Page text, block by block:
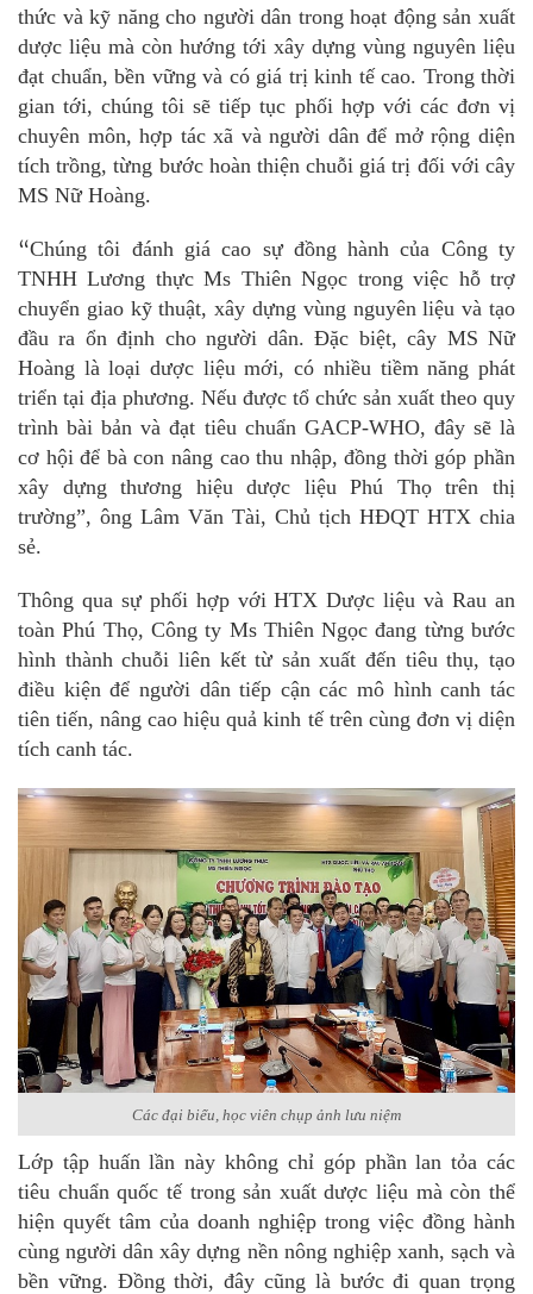
thức và kỹ năng cho người dân trong hoạt động sản xuất
dược liệu mà còn hướng tới xây dựng vùng nguyên liệu
đạt chuẩn, bền vững và có giá trị kinh tế cao. Trong thời
gian tới, chúng tôi sẽ tiếp tục phối hợp với các đơn vị
chuyên môn, hợp tác xã và người dân để mở rộng diện
tích trồng, từng bước hoàn thiện chuỗi giá trị đối với cây
MS Nữ Hoàng.
“Chúng tôi đánh giá cao sự đồng hành của Công ty
TNHH Lương thực Ms Thiên Ngọc trong việc hỗ trợ
chuyển giao kỹ thuật, xây dựng vùng nguyên liệu và tạo
đầu ra ổn định cho người dân. Đặc biệt, cây MS Nữ
Hoàng là loại dược liệu mới, có nhiều tiềm năng phát
triển tại địa phương. Nếu được tổ chức sản xuất theo quy
trình bài bản và đạt tiêu chuẩn GACP-WHO, đây sẽ là
cơ hội để bà con nâng cao thu nhập, đồng thời góp phần
xây dựng thương hiệu dược liệu Phú Thọ trên thị
trường”, ông Lâm Văn Tài, Chủ tịch HĐQT HTX chia
sẻ.
Thông qua sự phối hợp với HTX Dược liệu và Rau an
toàn Phú Thọ, Công ty Ms Thiên Ngọc đang từng bước
hình thành chuỗi liên kết từ sản xuất đến tiêu thụ, tạo
điều kiện để người dân tiếp cận các mô hình canh tác
tiên tiến, nâng cao hiệu quả kinh tế trên cùng đơn vị diện
tích canh tác.
Các đại biểu, học viên chụp ảnh lưu niệm
Lớp tập huấn lần này không chỉ góp phần lan tỏa các
tiêu chuẩn quốc tế trong sản xuất dược liệu mà còn thể
hiện quyết tâm của doanh nghiệp trong việc đồng hành
cùng người dân xây dựng nền nông nghiệp xanh, sạch và
bền vững. Đồng thời, đây cũng là bước đi quan trọng